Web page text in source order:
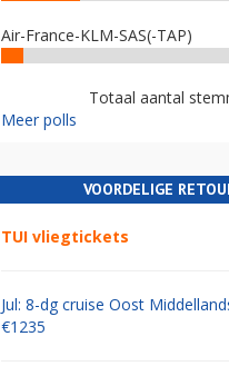
Air-France-KLM-SAS(-TAP)
Totaal aantal
Meer polls
VOORDELIGE
TUI vliegtickets
Jul: 8-dg cruise Oost
€1235